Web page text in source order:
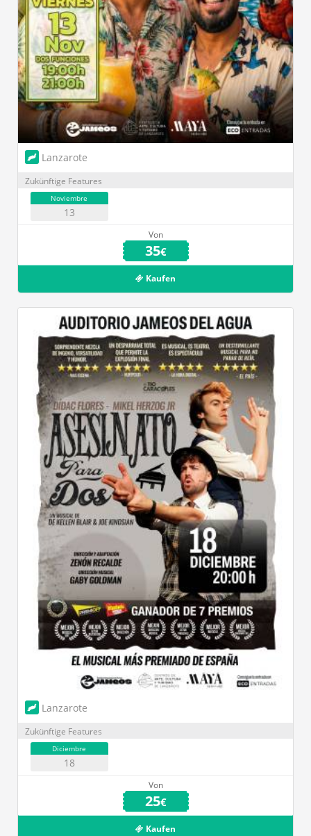
Lanzarote
Zukünftige Features
Noviembre
13
Von
35€
Kaufen
Lanzarote
Zukünftige Features
Diciembre
18
Von
25€
Kaufen